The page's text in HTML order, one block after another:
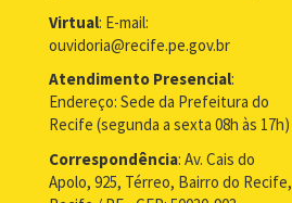
Virtual: E-mail:
ouvidoria@recife.pe.gov.br
Atendimento Presencial:
Endereço: Sede da Prefeitura do
Recife (segunda a sexta 08h às 17h)
Correspondência: Av. Cais do
Apolo, 925, Térreo, Bairro do Recife,